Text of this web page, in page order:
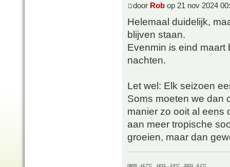
door Rob op 21 nov 2024
Helemaal duidelijk,
blijven staan.
Evenmin is eind
nachten.
Let wel: Elk seizoen
Soms moeten we dan
manier zo ooit al eens
aan meer tropische
groeien, maar dan
08/09, -14.7°C__14/15, - 3.6°C__20/21, -9.1°C